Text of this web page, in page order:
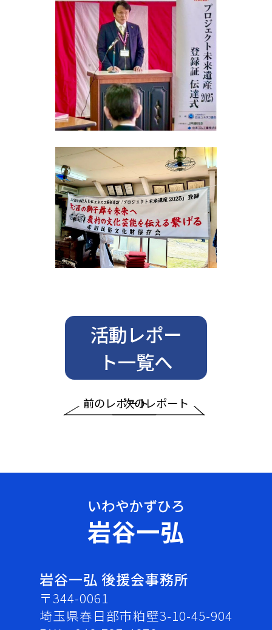
前のレポート
活動レポー
ト一覧へ
次のレポート
岩谷一弘
岩谷一弘 後援会事務所
〒344-0061
埼玉県春日部市粕壁3-10-45-904